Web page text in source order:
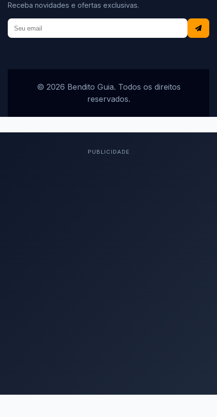
Receba novidades e ofertas exclusivas.
© 2026 Bendito Guia. Todos os direitos
reservados.